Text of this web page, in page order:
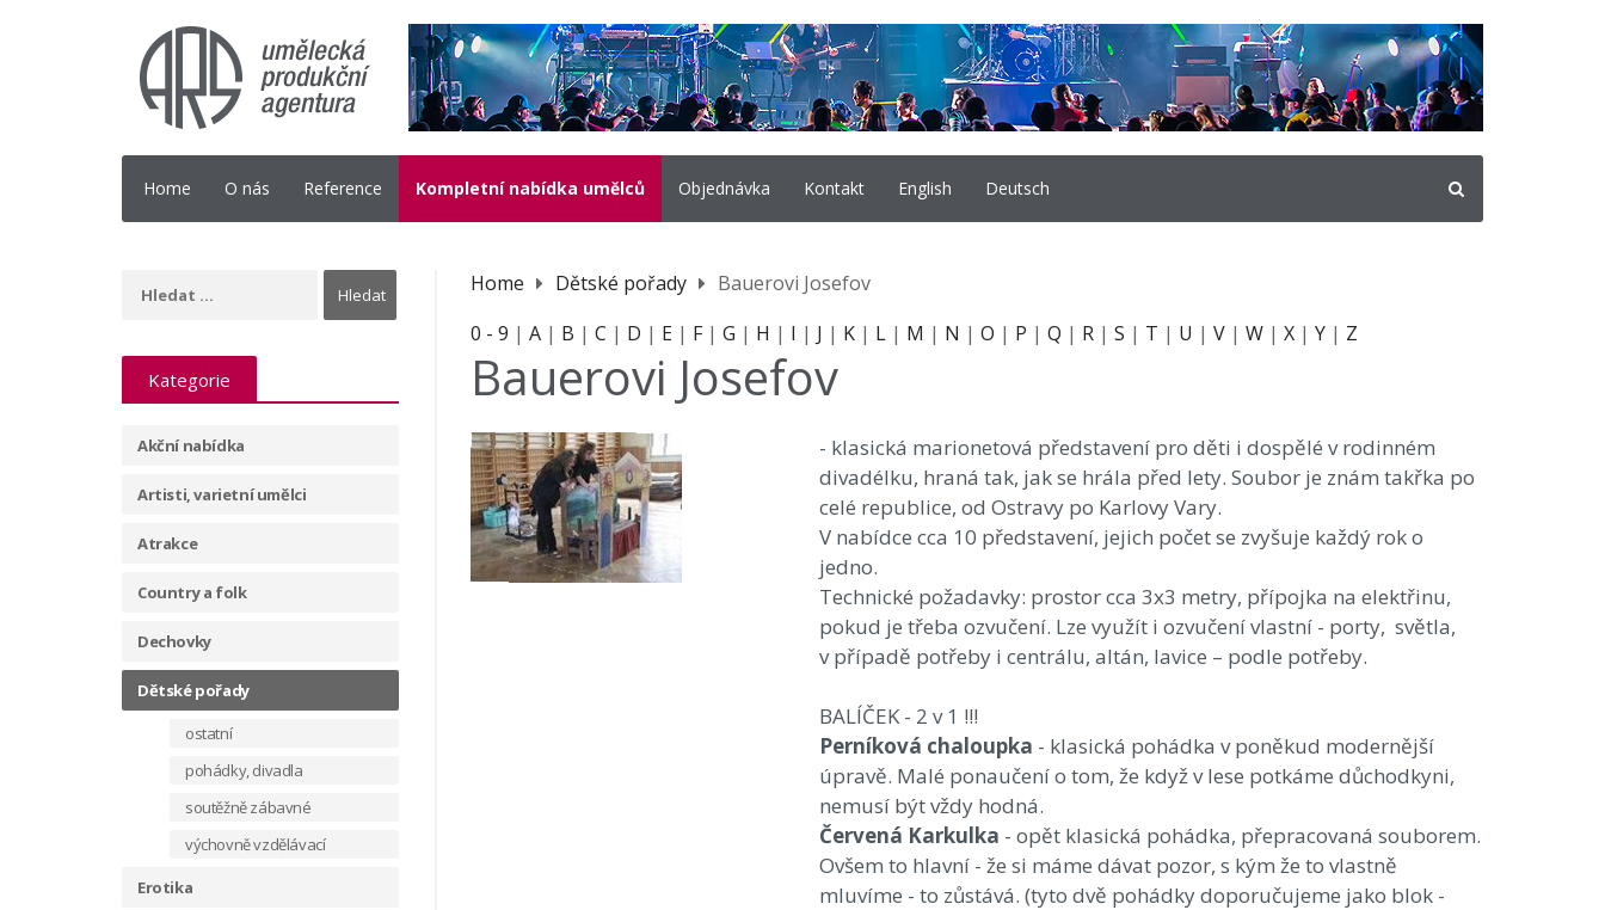
Home O nás Reference Kompletní nabídka umělců Objednávka Kontakt English Deutsch
Kategorie
Akční nabídka
Artisti, varietní umělci
Atrakce
Country a folk
Dechovky
Dětské pořady
ostatní
pohádky, divadla
soutěžně zábavné
výchovně vzdělávací
Erotika
Home Dětské pořady
Bauerovi Josefov
0 - 9 | A| B | C | D | E| F| G | H | I | J | K| L| M | N | O | P | Q | R| S | T | U | V| W| X| Y| Z
Bauerovi Josefov
- klasická marionetová představení pro děti i dospělé v rodinném
divadélku, hraná tak, jak se hrála před lety. Soubor je znám takřka po
celé republice, od Ostravy po Karlovy Vary.
V nabídce cca 10 představení, jejich počet se zvyšuje každý rok o
jedno.
Technické požadavky: prostor cca 3x3 metry, přípojka na elektřinu,
pokud je třeba ozvučení. Lze využít i ozvučení vlastní - porty, světla,
v případě potřeby i centrálu, altán, lavice – podle potřeby.
BALÍČEK - 2 v 1 !!!
Perníková chaloupka - klasická pohádka v poněkud modernější
úpravě. Malé ponaučení o tom, že když v lese potkáme důchodkyni,
nemusí být vždy hodná.
Červená Karkulka - opět klasická pohádka, přepracovaná souborem.
Ovšem to hlavní - že si máme dávat pozor, s kým že to vlastně
mluvíme - to zůstává. (tyto dvě pohádky doporučujeme jako blok -